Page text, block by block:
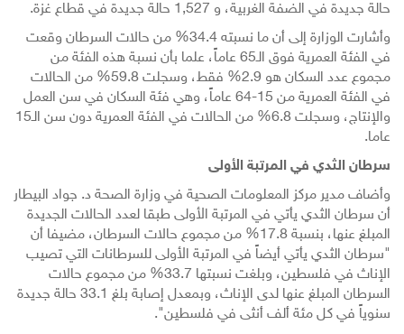
حالة جديدة في الضفة الغربية، و 1,527 حالة جديدة في قطاع غزة.
وأشارت الوزارة إلى أن ما نسبته 34.4% من حالات السرطان وقعت
في الفئة العمرية فوق الـ65 عاماً، علما بأن نسبة هذه الفئة من
مجموع عدد السكان هو 2.9% فقط، وسجلت 59.8% من الحالات
في الفئة العمرية من 15-64 عاماً، وهي فئة السكان في سن العمل
والإنتاج، وسجلت 6.8% من الحالات في الفئة العمرية دون سن الـ15
عاما.
سرطان الثدي في المرتبة الأولى
وأضاف مدير مركز المعلومات الصحية في وزارة الصحة د. جواد البيطار
أن سرطان الثدي يأتي في المرتبة الأولى طبقا لعدد الحالات الجديدة
المبلغ عنها، بنسبة 17.8% من مجموع حالات السرطان، مضيفا أن
"سرطان الثدي يأتي أيضاً في المرتبة الأولى للسرطانات التي تصيب
الإناث في فلسطين، وبلغت نسبتها 33.7% من مجموع حالات
السرطان المبلغ عنها لدى الإناث، وبمعدل إصابة بلغ 33.1 حالة جديدة
سنوياً في كل مئة ألف أنثى في فلسطين".